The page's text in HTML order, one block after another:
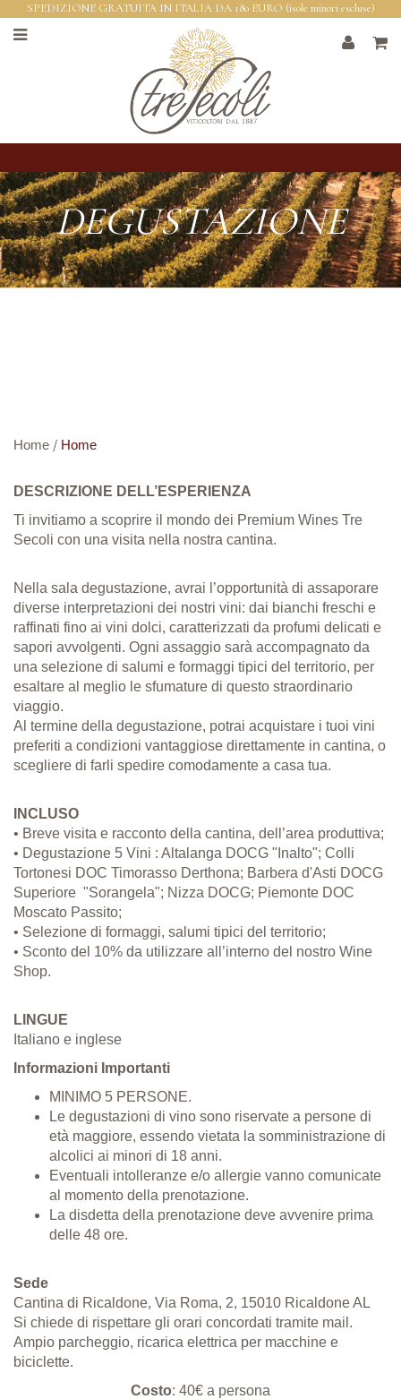
SPEDIZIONE GRATUITA IN ITALIA DA 180 EURO (isole minori escluse)
DEGUSTAZIONE
Home / Home
DESCRIZIONE DELL’ESPERIENZA
Ti invitiamo a scoprire il mondo dei Premium Wines Tre
Secoli con una visita nella nostra cantina.
Nella sala degustazione, avrai l’opportunità di assaporare
diverse interpretazioni dei nostri vini: dai bianchi freschi e
raffinati fino ai vini dolci, caratterizzati da profumi delicati e
sapori avvolgenti. Ogni assaggio sarà accompagnato da
una selezione di salumi e formaggi tipici del territorio, per
esaltare al meglio le sfumature di questo straordinario
viaggio.
Al termine della degustazione, potrai acquistare i tuoi vini
preferiti a condizioni vantaggiose direttamente in cantina, o
scegliere di farli spedire comodamente a casa tua.
INCLUSO
• Breve visita e racconto della cantina, dell’area produttiva;
• Degustazione 5 Vini : Altalanga DOCG "Inalto"; Colli
Tortonesi DOC Timorasso Derthona; Barbera d'Asti DOCG
Superiore "Sorangela"; Nizza DOCG; Piemonte DOC
Moscato Passito;
• Selezione di formaggi, salumi tipici del territorio;
• Sconto del 10% da utilizzare all’interno del nostro Wine
Shop.
LINGUE
Italiano e inglese
Informazioni Importanti
MINIMO 5 PERSONE.
Le degustazioni di vino sono riservate a persone di
età maggiore, essendo vietata la somministrazione di
alcolici ai minori di 18 anni.
Eventuali intolleranze e/o allergie vanno comunicate
al momento della prenotazione.
La disdetta della prenotazione deve avvenire prima
delle 48 ore.
Sede
Cantina di Ricaldone, Via Roma, 2, 15010 Ricaldone AL
Si chiede di rispettare gli orari concordati tramite mail.
Ampio parcheggio, ricarica elettrica per macchine e
biciclette.
Costo: 40€ a persona